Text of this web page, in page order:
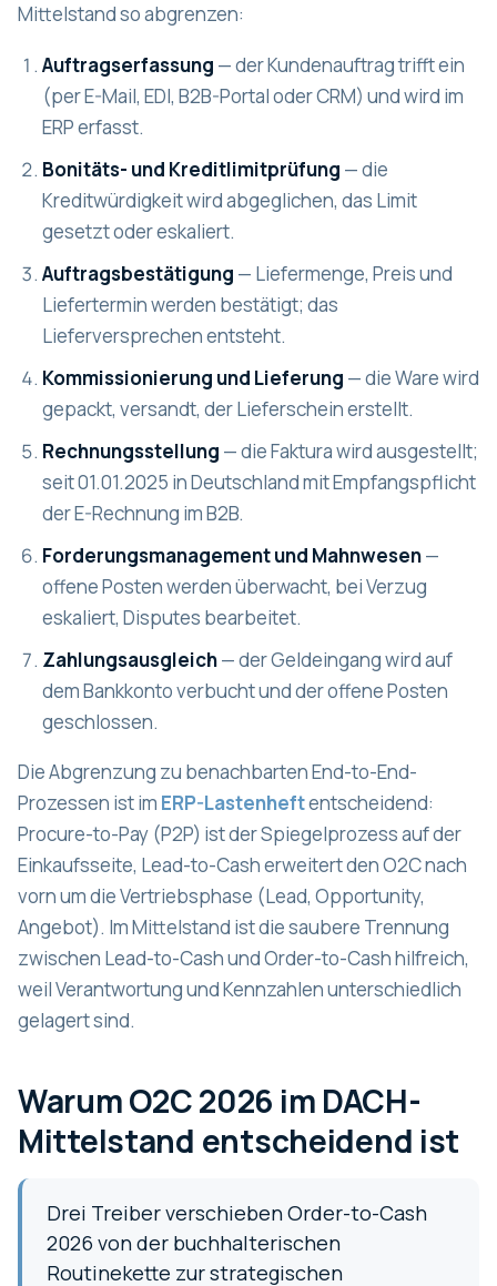
Mittelstand so abgrenzen:
Auftragserfassung — der Kundenauftrag trifft ein
(per E-Mail, EDI, B2B-Portal oder CRM) und wird im
ERP erfasst.
Bonitäts- und Kreditlimitprüfung — die
Kreditwürdigkeit wird abgeglichen, das Limit
gesetzt oder eskaliert.
Auftragsbestätigung — Liefermenge, Preis und
Liefertermin werden bestätigt; das
Lieferversprechen entsteht.
Kommissionierung und Lieferung — die Ware wird
gepackt, versandt, der Lieferschein erstellt.
Rechnungsstellung — die Faktura wird ausgestellt;
seit 01.01.2025 in Deutschland mit Empfangspflicht
der E-Rechnung im B2B.
Forderungsmanagement und Mahnwesen—
offene Posten werden überwacht, bei Verzug
eskaliert, Disputes bearbeitet.
Zahlungsausgleich— der Geldeingang wird auf
dem Bankkonto verbucht und der offene Posten
geschlossen.
Die Abgrenzung zu benachbarten End-to-End-
Prozessen ist im ERP-Lastenheftentscheidend:
Procure-to-Pay (P2P) ist der Spiegelprozess auf der
Einkaufsseite, Lead-to-Cash erweitert den O2C nach
vorn um die Vertriebsphase (Lead, Opportunity,
Angebot). Im Mittelstand ist die saubere Trennung
zwischen Lead-to-Cash und Order-to-Cash hilfreich,
weil Verantwortung und Kennzahlen unterschiedlich
gelagert sind.
Warum O2C 2026 im DACH-
Mittelstand entscheidend ist
Drei Treiber verschieben Order-to-Cash
2026 von der buchhalterischen
Routinekette zur strategischen